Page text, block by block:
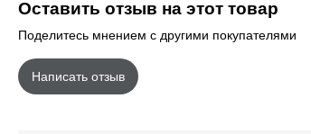
Оставить отзыв на этот товар
Поделитесь мнением с другими покупателями
Написать отзыв